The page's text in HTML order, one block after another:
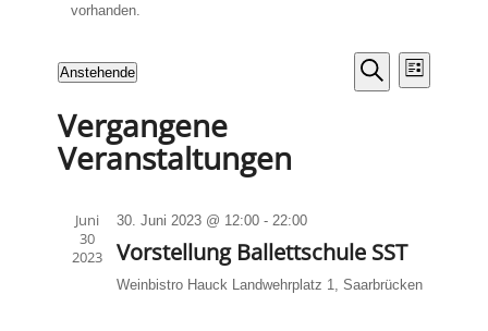
vorhanden.
Suche
Suche
Liste
Anstehende
wählen.
Vergangene
Veranstaltungen
Juni
30
2023
30. Juni 2023 @ 12:00 -22:00
Vorstellung Ballettschule SST
Weinbistro Hauck Landwehrplatz 1, Saarbrücken